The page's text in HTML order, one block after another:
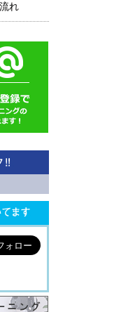
れ